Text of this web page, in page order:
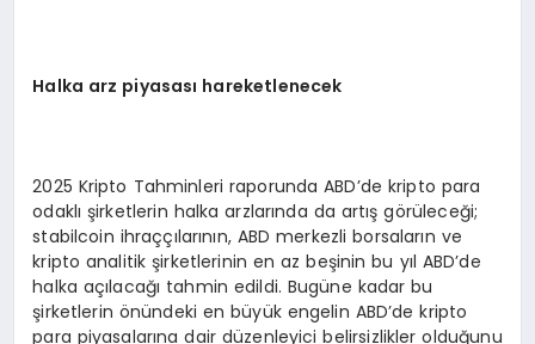
Halka arz piyasası hareketlenecek
2025 Kripto Tahminleri raporunda ABD’de kripto para
odaklı şirketlerin halka arzlarında da artış görüleceği;
stabilcoin ihraççılarının, ABD merkezli borsaların ve
kripto analitik şirketlerinin en az beşinin bu yıl ABD’de
halka açılacağı tahmin edildi. Bugüne kadar bu
şirketlerin önündeki en büyük engelin ABD’de kripto
para piyasalarına dair düzenleyici belirsizlikler olduğunu